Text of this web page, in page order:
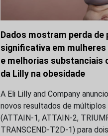
Dados mostram perda de
significativa em mulheres
e melhorias substanciais
da Lilly na obesidade
A Eli Lilly and Company
novos resultados de múltiplos
(ATTAIN-1, ATTAIN-2,
TRANSCEND-T2D-1) para